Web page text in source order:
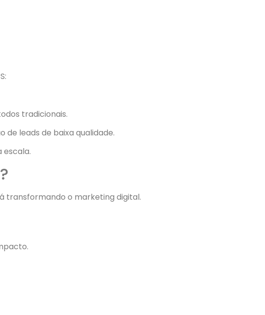
tradicionais.
de leads de baixa qualidade.
escala.
transformando o marketing digital.